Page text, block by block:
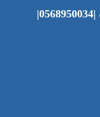
شركة تنظيف كنب في الفجيرة |0568950034|